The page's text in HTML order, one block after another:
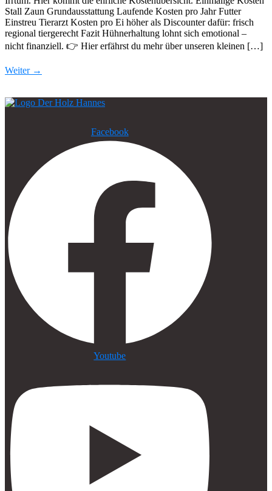
Stall Zaun Grundausstattung Laufende Kosten pro Jahr Futter
Einstreu Tierarzt Kosten pro Ei höher als Discounter dafür: frisch
regional tiergerecht Fazit Hühnerhaltung lohnt sich emotional –
nicht finanziell. 👉 Hier erfährst du mehr über unseren kleinen […]
Weiter →
Facebook
Youtube